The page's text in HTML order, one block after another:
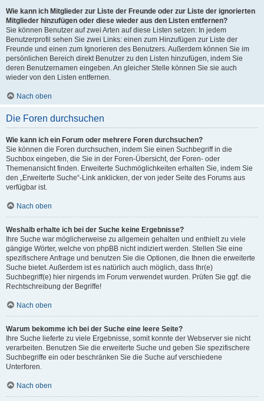
Wie kann ich Mitglieder zur Liste der Freunde oder zur Liste der ignorierten
Mitglieder hinzufügen oder diese wieder aus den Listen entfernen?
Sie können Benutzer auf zwei Arten auf diese Listen setzen: In jedem
Benutzerprofil sehen Sie zwei Links: einen zum Hinzufügen zur Liste der
Freunde und einen zum Ignorieren des Benutzers. Außerdem können Sie im
persönlichen Bereich direkt Benutzer zu den Listen hinzufügen, indem Sie
deren Benutzernamen eingeben. An gleicher Stelle können Sie sie auch
wieder von den Listen entfernen.
Nach oben
Die Foren durchsuchen
Wie kann ich ein Forum oder mehrere Foren durchsuchen?
Sie können die Foren durchsuchen, indem Sie einen Suchbegriff in die
Suchbox eingeben, die Sie in der Foren-Übersicht, der Foren- oder
Themenansicht finden. Erweiterte Suchmöglichkeiten erhalten Sie, indem Sie
den „Erweiterte Suche“-Link anklicken, der von jeder Seite des Forums aus
verfügbar ist.
Nach oben
Weshalb erhalte ich bei der Suche keine Ergebnisse?
Ihre Suche war möglicherweise zu allgemein gehalten und enthielt zu viele
gängige Wörter, welche von phpBB nicht indiziert werden. Stellen Sie eine
spezifischere Anfrage und benutzen Sie die Optionen, die Ihnen die erweiterte
Suche bietet. Außerdem ist es natürlich auch möglich, dass Ihr(e)
Suchbegriff(e) hier nirgends im Forum verwendet wurden. Prüfen Sie ggf. die
Rechtschreibung der Begriffe!
Nach oben
Warum bekomme ich bei der Suche eine leere Seite?
Ihre Suche lieferte zu viele Ergebnisse, somit konnte der Webserver sie nicht
verarbeiten. Benutzen Sie die erweiterte Suche und geben Sie spezifischere
Suchbegriffe ein oder beschränken Sie die Suche auf verschiedene
Unterforen.
Nach oben